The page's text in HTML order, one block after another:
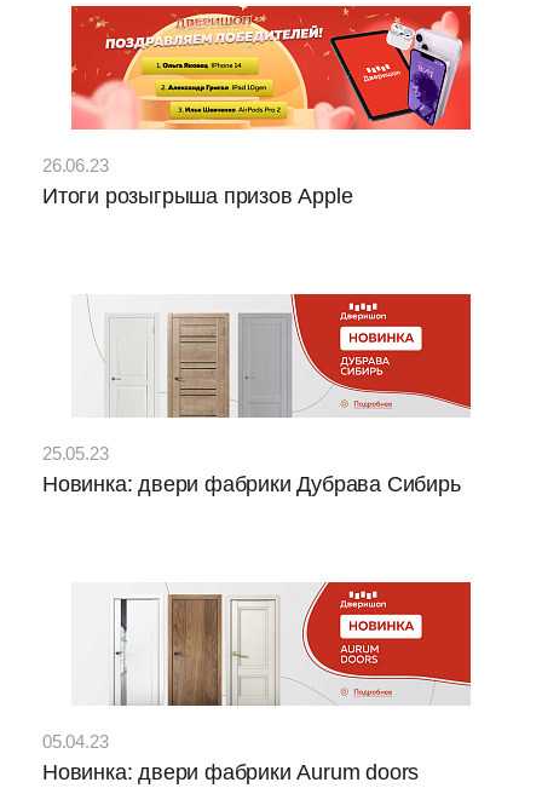
26.06.23
Итоги розыгрыша призов Apple
25.05.23
Новинка: двери фабрики Дубрава Сибирь
05.04.23
Новинка: двери фабрики Aurum doors